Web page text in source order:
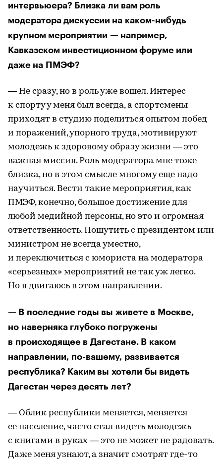
интервьюера? Близка ли вам роль
модератора дискуссии на каком-нибудь
крупном мероприятии — например,
Кавказском инвестиционном форуме или
даже на ПМЭФ?
— Не сразу, но в роль уже вошел. Интерес
к спорту у меня был всегда, а спортсмены
приходят в студию поделиться опытом побед
и поражений, упорного труда, мотивируют
молодежь к здоровому образу жизни — это
важная миссия. Роль модератора мне тоже
близка, но в этом смысле многому еще надо
научиться. Вести такие мероприятия, как
ПМЭФ, конечно, большое достижение для
любой медийной персоны, но это и огромная
ответственность. Пошутить с президентом или
министром не всегда уместно,
и переключиться с юмориста на модератора
«серьезных» мероприятий не так уж легко.
Но я двигаюсь в этом направлении.
— В последние годы вы живете в Москве,
но наверняка глубоко погружены
в происходящее в Дагестане. В каком
направлении, по-вашему, развивается
республика? Каким вы хотели бы видеть
Дагестан через десять лет?
— Облик республики меняется, меняется
ее население, часто стал видеть молодежь
с книгами в руках — это не может не радовать.
Даже меня узнают, а значит смотрят где-то